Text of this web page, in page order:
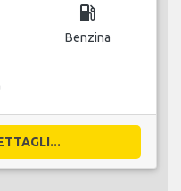
local_gas_station
Benzina